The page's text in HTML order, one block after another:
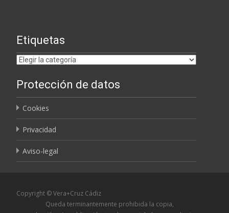
Etiquetas
Etiquetas
Protección de datos
Cookies
Privacidad
Aviso-legal
Copyright © Vera+Cruz Cádiz
Queda terminantemente prohibida la copia,